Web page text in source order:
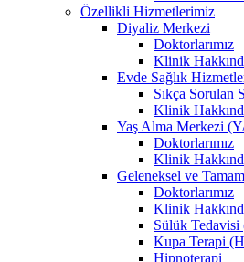
Özellikli Hizmetlerimiz
Diyaliz Merkezi
Doktorlarımız
Klinik
Evde Sağlık
Sıkça Sorulan
Klinik
Yaş Alma Merkezi
Doktorlarımız
Klinik
Geleneksel ve
Doktorlarımız
Klinik
Sülük
Kupa Terapi
Hipnoterapi